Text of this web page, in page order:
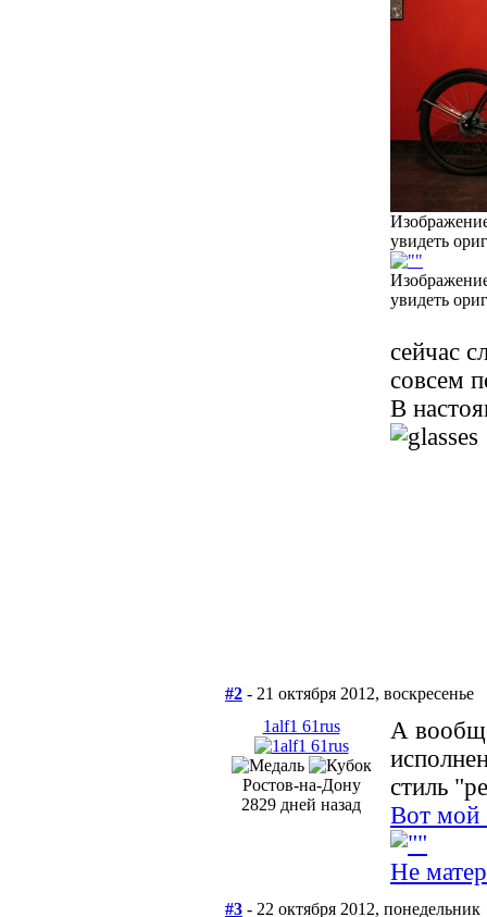
увидеть
увидеть
сейчас
совсем
В
#2 - 21 октября 2012, воскресенье
1alf1 61rus
Ростов-на-Дону
2829 дней назад
А
стиль
Вот мой
Не
#3 - 22 октября 2012, понедельник